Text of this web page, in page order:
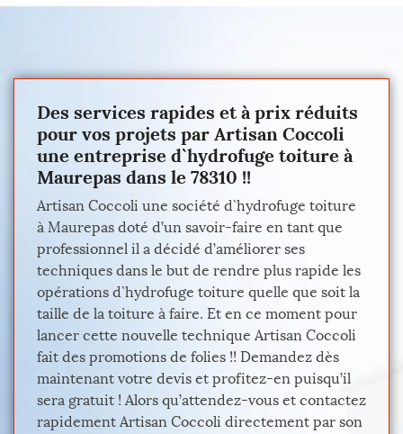
Des services rapides et à prix réduits
pour vos projets par Artisan Coccoli
une entreprise d`hydrofuge toiture à
Maurepas dans le 78310 !!
Artisan Coccoli une société d`hydrofuge toiture
à Maurepas doté d’un savoir-faire en tant que
professionnel il a décidé d’améliorer ses
techniques dans le but de rendre plus rapide les
opérations d`hydrofuge toiture quelle que soit la
taille de la toiture à faire. Et en ce moment pour
lancer cette nouvelle technique Artisan Coccoli
fait des promotions de folies !! Demandez dès
maintenant votre devis et profitez-en puisqu’il
sera gratuit ! Alors qu’attendez-vous et contactez
rapidement Artisan Coccoli directement par son